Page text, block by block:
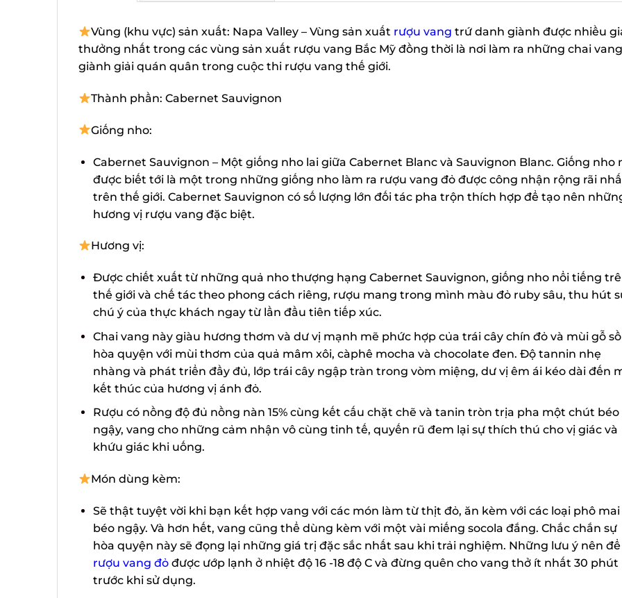
Vùng (khu vực) sản xuất: Napa Valley – Vùng sản xuấtrượu vangtrứ danh giành được nhiều
thưởng nhất trong các vùng sản xuất rượu vang Bắc Mỹ đồng thời là nơi làm ra những chai vang
giành giải quán quân trong cuộc thi rượu vang thế giới.
Thành phần: Cabernet Sauvignon
Giống nho:
Cabernet Sauvignon – Một giống nho lai giữa Cabernet Blanc và Sauvignon Blanc. Giống nho
được biết tới là một trong những giống nho làm ra rượu vang đỏ được công nhận rộng rãi nhất
trên thế giới. Cabernet Sauvignon có số lượng lớn đối tác pha trộn thích hợp để tạo nên những
hương vị rượu vang đặc biệt.
Hương vị:
Được chiết xuất từ những quả nho thượng hạng Cabernet Sauvignon, giống nho nổi tiếng
thế giới và chế tác theo phong cách riêng, rượu mang trong mình màu đỏ ruby sâu, thu hút sự
chú ý của thực khách ngay từ lần đầu tiên tiếp xúc.
Chai vang này giàu hương thơm và dư vị mạnh mẽ phức hợp của trái cây chín đỏ và mùi gỗ sồi
hòa quyện với mùi thơm của quả mâm xôi, càphê mocha và chocolate đen. Độ tannin nhẹ
nhàng và phát triển đầy đủ, lớp trái cây ngập tràn trong vòm miệng, dư vị êm ái kéo dài đến
kết thúc của hương vị ánh đỏ.
Rượu có nồng độ đủ nồng nàn 15% cùng kết cấu chặt chẽ và tanin tròn trịa pha một chút béo
ngậy, vang cho những cảm nhận vô cùng tinh tế, quyến rũ đem lại sự thích thú cho vị giác và
khứu giác khi uống.
Món dùng kèm:
Sẽ thật tuyệt vời khi bạn kết hợp vang với các món làm từ thịt đỏ, ăn kèm với các loại phô mai
béo ngậy. Và hơn hết, vang cũng thể dùng kèm với một vài miếng socola đắng. Chắc chắn sự
hòa quyện này sẽ đọng lại những giá trị đặc sắc nhất sau khi trải nghiệm. Những lưu ý nên để
rượu vang đỏđược ướp lạnh ở nhiệt độ 16 -18 độ C và đừng quên cho vang thở ít nhất 30 phút
trước khi sử dụng.
X